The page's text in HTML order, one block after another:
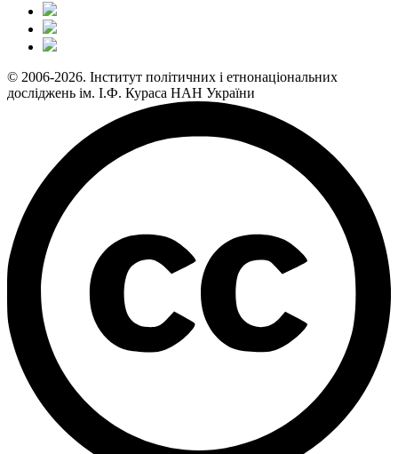
© 2006-2026. Інститут політичних і етнонаціональних
досліджень ім. І.Ф. Кураса НАН України